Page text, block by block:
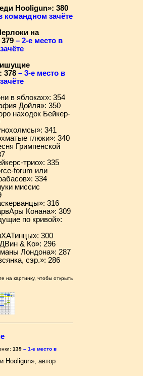
Hooligun»: 380
командном зачёте
на
– 2-е место в
378 – 3-е место в
в яблоках»: 354
Дойля»: 350
находок Бейкер-
341
глюки»: 340
Гримпенской
трио»: 335
forum или
334
миссис
316
Конана»: 309
по кривой»:
300
& Ко»: 296
Лондона»: 287
сэр.»: 286
на картинку, чтобы открыть
139 – 1-е место в
Hooligun», автор